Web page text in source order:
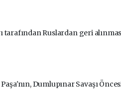
tarafından Ruslardan geri
Dumlupınar Savaşı